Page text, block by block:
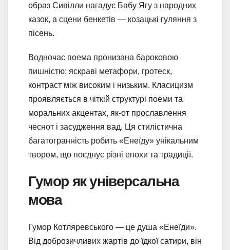
образ Сивілли нагадує Бабу Ягу з народних
казок, а сцени бенкетів — козацькі гуляння з
пісень.
Водночас поема пронизана бароковою
пишністю: яскраві метафори, гротеск,
контраст між високим і низьким. Класицизм
проявляється в чіткій структурі поеми та
моральних акцентах, як-от прославлення
чеснот і засудження вад. Ця стилістична
багатогранність робить «Енеїду» унікальним
твором, що поєднує різні епохи та традиції.
Гумор як універсальна
мова
Гумор Котляревського — це душа «Енеїди».
Від доброзичливих жартів до їдкої сатири, він